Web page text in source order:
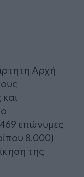
Αρχή
επώνυμες
8.000)
της